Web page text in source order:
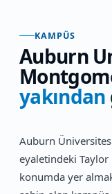
KAMPÜS
Auburn
yakından
Auburn
eyaletindeki Taylor
konumda yer